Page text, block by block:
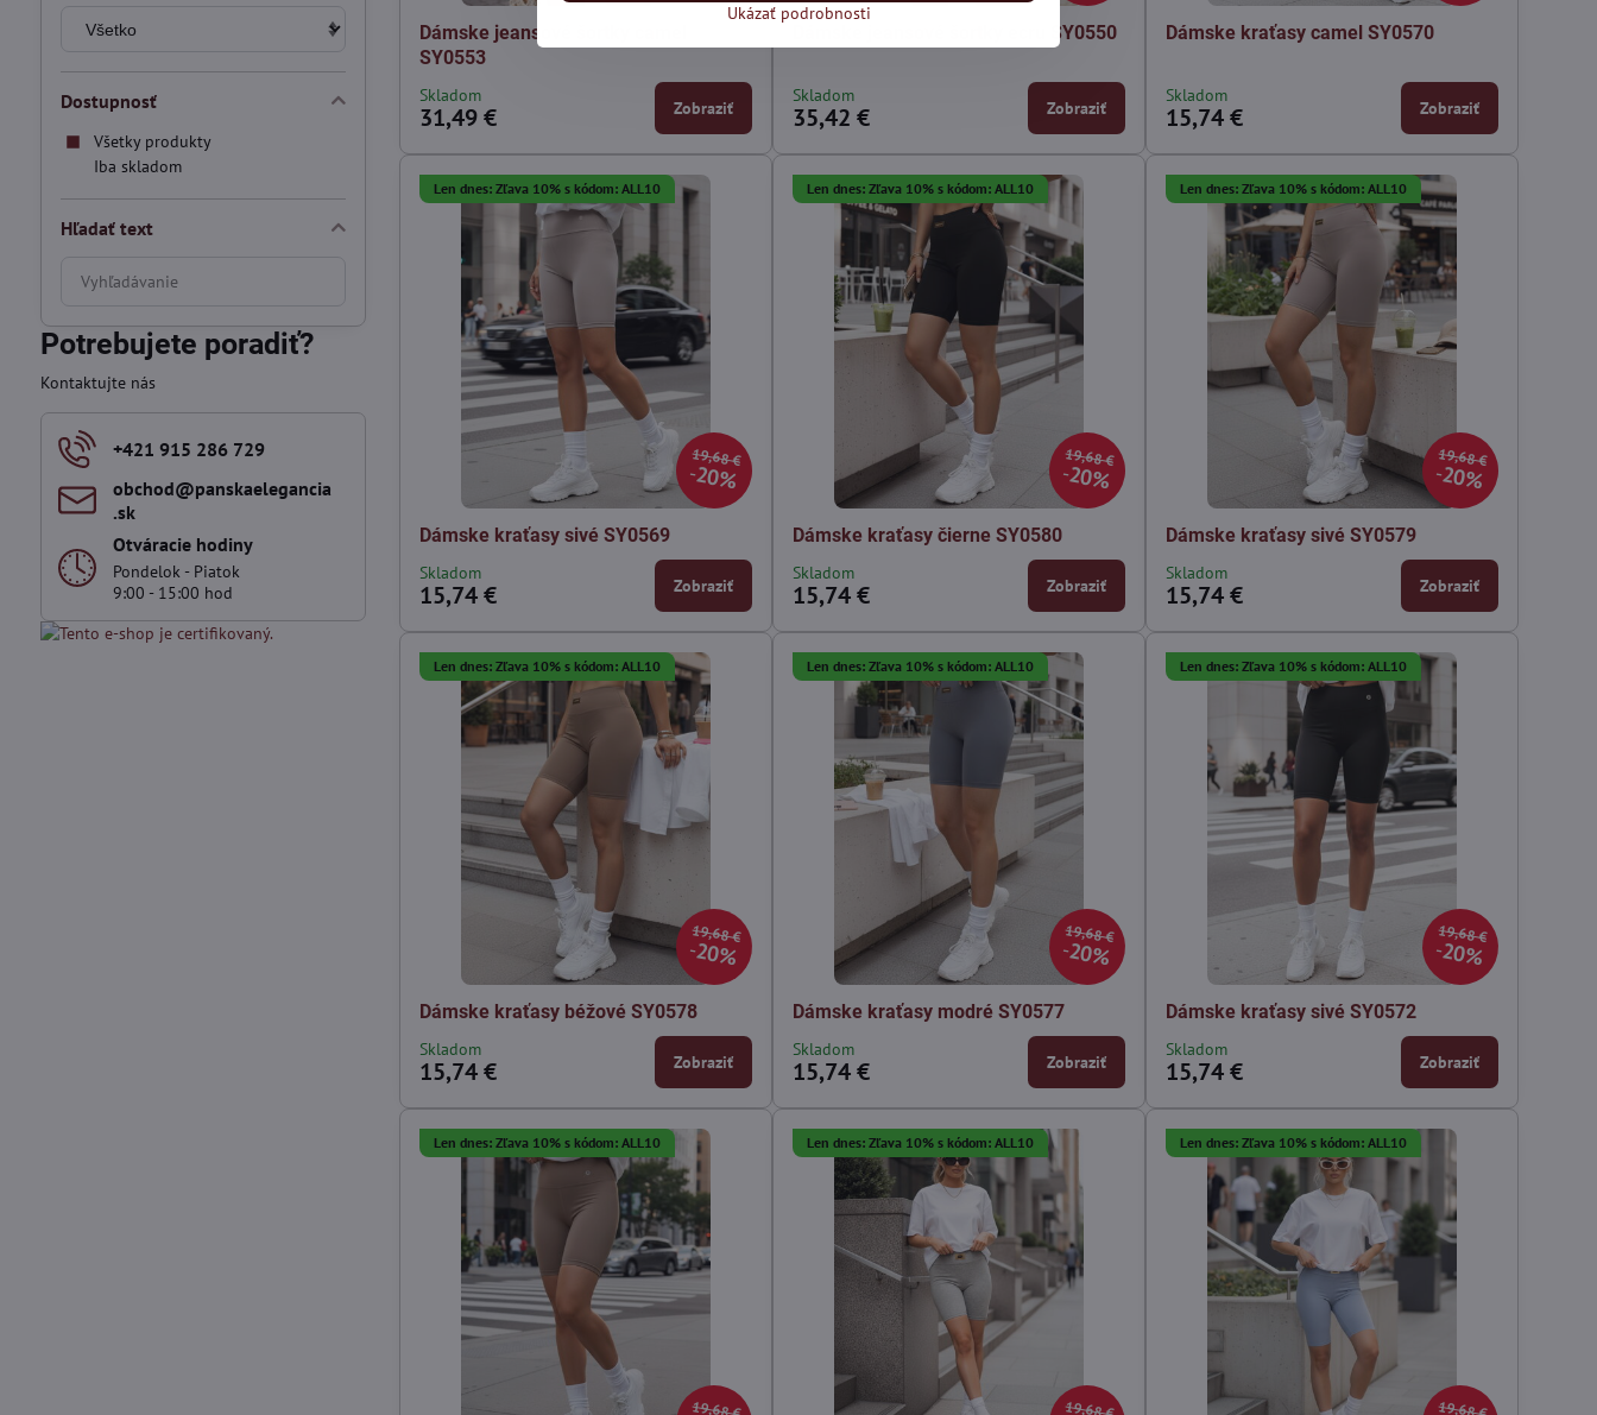
Dámske jeansové šortky camel
SY0553
Skladom
31,49 € Zobraziť
Dámske jeansové šortky ecru SY0550
Skladom
35,42 € Zobraziť
Dámske kraťasy camel SY0570
Skladom
15,74 € Zobraziť
19,68 €
20%
Len dnes: Zľava 10% s kódom: ALL10
Dámske kraťasy sivé SY0569
Skladom
15,74 € Zobraziť
19,68 €
20%
Len dnes: Zľava 10% s kódom: ALL10
Dámske kraťasy čierne SY0580
Skladom
15,74 € Zobraziť
19,68 €
20%
Len dnes: Zľava 10% s kódom: ALL10
Dámske kraťasy sivé SY0579
Skladom
15,74 € Zobraziť
19,68 €
20%
Len dnes: Zľava 10% s kódom: ALL10
Dámske kraťasy béžové SY0578
Skladom
15,74 € Zobraziť
19,68 €
20%
Len dnes: Zľava 10% s kódom: ALL10
Dámske kraťasy modré SY0577
Skladom
15,74 € Zobraziť
19,68 €
20%
Len dnes: Zľava 10% s kódom: ALL10
Dámske kraťasy sivé SY0572
Skladom
15,74 € Zobraziť
19,68 €
Len dnes: Zľava 10% s kódom: ALL10
19,68 €
Len dnes: Zľava 10% s kódom: ALL10
19,68 €
Len dnes: Zľava 10% s kódom: ALL10
Dostupnosť
Všetky produkty
Iba skladom
Hľadať text
Prehľadať
výsledky
filtra
fulltextom
Potrebujete poradiť?
Kontaktujte nás
+421 915 286 729
obchod​@panskaelegancia​
.sk
Otváracie hodiny
Pondelok - Piatok
9:00 - 15:00 hod
Ukázať podrobnosti